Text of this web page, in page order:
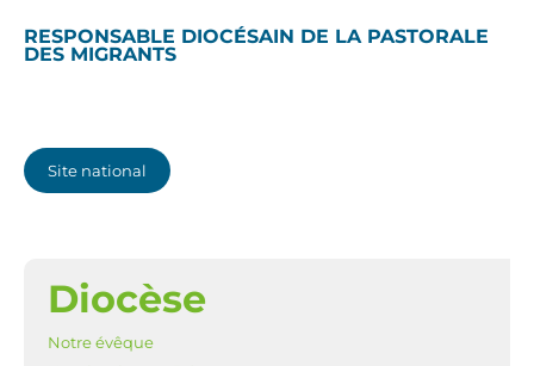
RESPONSABLE DIOCÉSAIN DE LA PASTORALE
DES MIGRANTS
Site national
NAVIGATION
Diocèse
Notre évêque